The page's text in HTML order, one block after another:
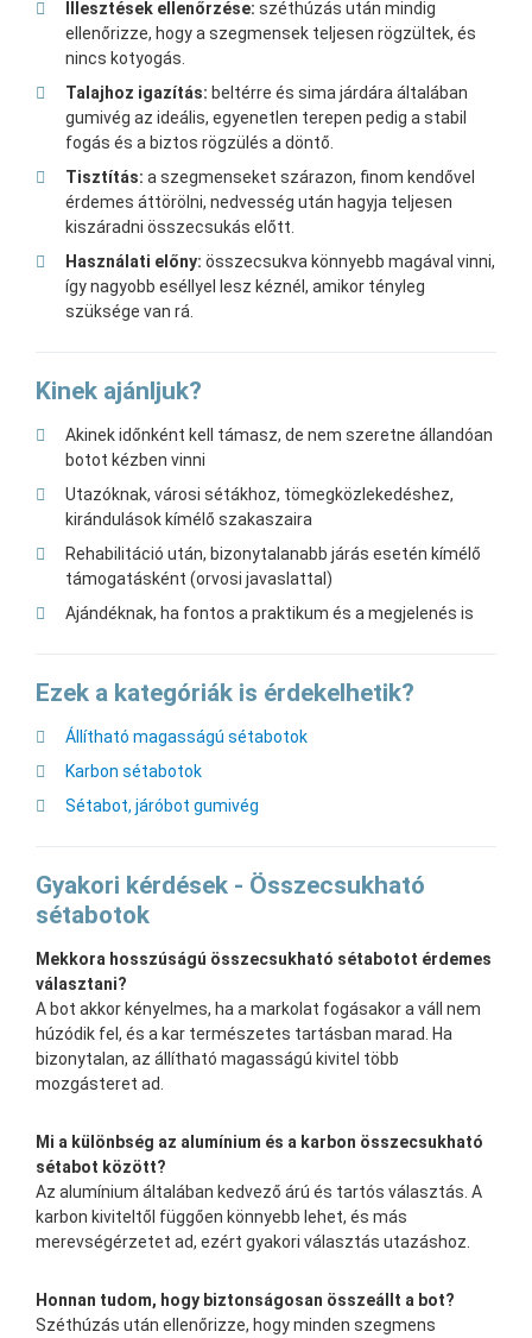
Illesztések ellenőrzése: széthúzás után mindig
ellenőrizze, hogy a szegmensek teljesen rögzültek, és
nincs kotyogás.
Talajhoz igazítás: beltérre és sima járdára általában
gumivég az ideális, egyenetlen terepen pedig a stabil
fogás és a biztos rögzülés a döntő.
Tisztítás: a szegmenseket szárazon, finom kendővel
érdemes áttörölni, nedvesség után hagyja teljesen
kiszáradni összecsukás előtt.
Használati előny: összecsukva könnyebb magával vinni,
így nagyobb eséllyel lesz kéznél, amikor tényleg
szüksége van rá.
Kinek ajánljuk?
Akinek időnként kell támasz, de nem szeretne állandóan
botot kézben vinni
Utazóknak, városi sétákhoz, tömegközlekedéshez,
kirándulások kímélő szakaszaira
Rehabilitáció után, bizonytalanabb járás esetén kímélő
támogatásként (orvosi javaslattal)
Ajándéknak, ha fontos a praktikum és a megjelenés is
Ezek a kategóriák is érdekelhetik?
Állítható magasságú sétabotok
Karbon sétabotok
Sétabot, járóbot gumivég
Gyakori kérdések - Összecsukható
sétabotok
Mekkora hosszúságú összecsukható sétabotot érdemes
választani?
A bot akkor kényelmes, ha a markolat fogásakor a váll nem
húzódik fel, és a kar természetes tartásban marad. Ha
bizonytalan, az állítható magasságú kivitel több
mozgásteret ad.
Mi a különbség az alumínium és a karbon összecsukható
sétabot között?
Az alumínium általában kedvező árú és tartós választás. A
karbon kiviteltől függően könnyebb lehet, és más
merevségérzetet ad, ezért gyakori választás utazáshoz.
Honnan tudom, hogy biztonságosan összeállt a bot?
Széthúzás után ellenőrizze, hogy minden szegmens